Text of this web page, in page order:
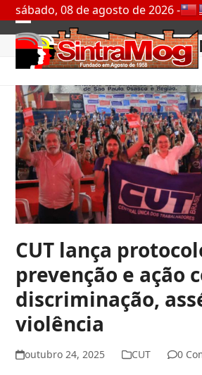
Skip
to
content
sábado, 08 de agosto de 2026 -
Open
mobile
menu
Close
mobile
menu
CUT lança
prevenção e ação
discriminação,
violência
outubro 24, 2025 CUT 0